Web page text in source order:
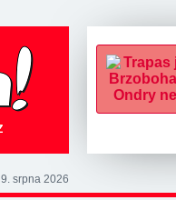
9. srpna 2026